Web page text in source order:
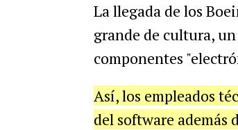
La llegada de los
grande de cultura,
componentes
Así, los empleados
del software además